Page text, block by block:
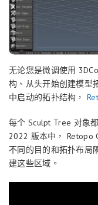
无论您是微调使用
构、从头开始创建模型
中启动的拓扑结构，
每个 Sculpt Tree 对象
2022 版本中， Retopo
不同的目的和拓扑布局
建这些区域。